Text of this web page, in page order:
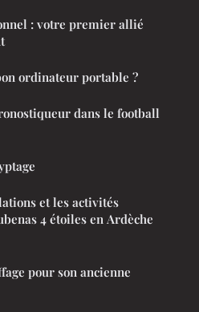
: votre premier allié
ordinateur portable ?
dans le football
et les activités
4 étoiles en Ardèche
pour son ancienne